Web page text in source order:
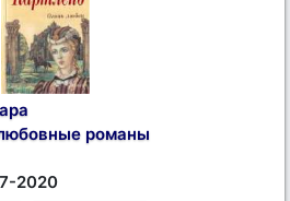
романы
2020